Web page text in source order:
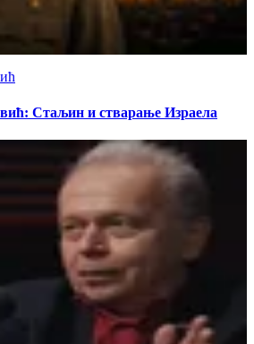
Стаљин и стварање Израела